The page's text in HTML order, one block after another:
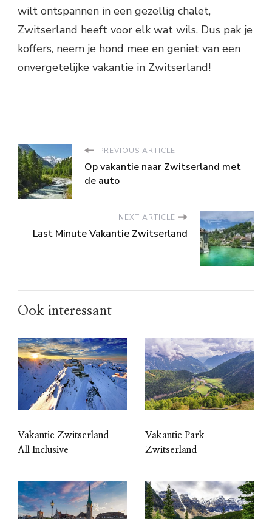
wilt ontspannen in een gezellig chalet,
Zwitserland heeft voor elk wat wils. Dus pak je
koffers, neem je hond mee en geniet van een
onvergetelijke vakantie in Zwitserland!
PREVIOUS ARTICLE
Op vakantie naar Zwitserland met
de auto
NEXT ARTICLE
Last Minute Vakantie Zwitserland
Ook interessant
Vakantie Zwitserland
All Inclusive
Vakantie Park
Zwitserland